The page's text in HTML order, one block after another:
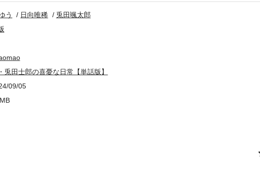
う 日向唯稀
兎田颯太郎
兎田士郎の喜憂な日常【単話版】
09/05